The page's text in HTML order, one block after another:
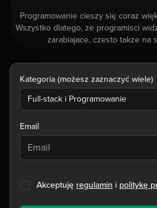
Programowanie cieszy się coraz
Wszystko dlatego, ze programisci
zarabiajace, czesto takze na
Kategoria (możesz zaznaczyć wiele)
Full-stack i Programowanie
Email
Akceptuję regulamin i politykę